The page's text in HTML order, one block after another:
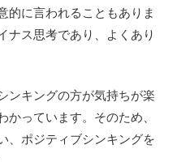
的に言われることもありま
ナス思考であり、よくあり
ンキングの方が気持ちが楽
っています。そのため、
、ポジティブシンキングを